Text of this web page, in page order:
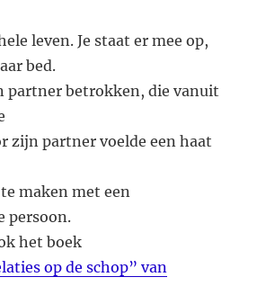
leven. Je staat er mee op,
bed.
partner betrokken, die vanuit
zijn partner voelde een haat
maken met een
persoon.
het boek
op de schop” van